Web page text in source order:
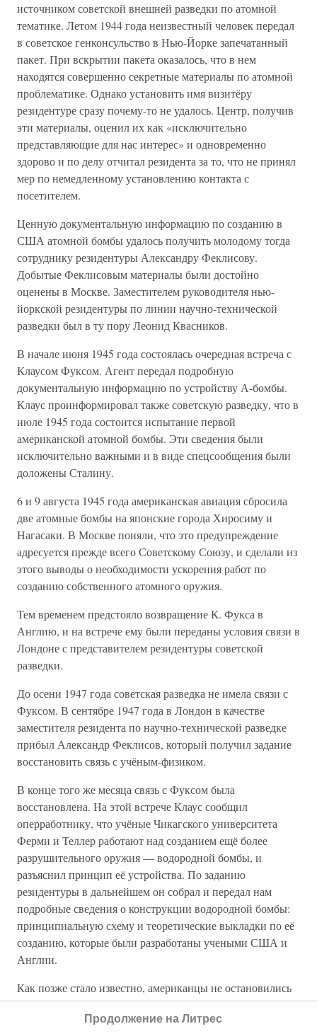
источником советской внешней разведки по атомной
тематике. Летом 1944 года неизвестный человек передал
в советское генконсульство в Нью-Йорке запечатанный
пакет. При вскрытии пакета оказалось, что в нем
находятся совершенно секретные материалы по атомной
проблематике. Однако установить имя визитёру
резидентуре сразу почему-то не удалось. Центр, получив
эти материалы, оценил их как «исключительно
представляющие для нас интерес» и одновременно
здорово и по делу отчитал резидента за то, что не принял
мер по немедленному установлению контакта с
посетителем.
Ценную документальную информацию по созданию в
США атомной бомбы удалось получить молодому тогда
сотруднику резидентуры Александру Феклисову.
Добытые Феклисовым материалы были достойно
оценены в Москве. Заместителем руководителя нью-
йоркской резидентуры по линии научно-технической
разведки был в ту пору Леонид Квасников.
В начале июня 1945 года состоялась очередная встреча с
Клаусом Фуксом. Агент передал подробную
документальную информацию по устройству А-бомбы.
Клаус проинформировал также советскую разведку, что в
июле 1945 года состоится испытание первой
американской атомной бомбы. Эти сведения были
исключительно важными и в виде спецсообщения были
доложены Сталину.
6 и 9 августа 1945 года американская авиация сбросила
две атомные бомбы на японские города Хиросиму и
Нагасаки. В Москве поняли, что это предупреждение
адресуется прежде всего Советскому Союзу, и сделали из
этого выводы о необходимости ускорения работ по
созданию собственного атомного оружия.
Тем временем предстояло возвращение К. Фукса в
Англию, и на встрече ему были переданы условия связи в
Лондоне с представителем резидентуры советской
разведки.
До осени 1947 года советская разведка не имела связи с
Фуксом. В сентябре 1947 года в Лондон в качестве
заместителя резидента по научно-технической разведке
прибыл Александр Феклисов, который получил задание
восстановить связь с учёным-физиком.
В конце того же месяца связь с Фуксом была
восстановлена. На этой встрече Клаус сообщил
оперработнику, что учёные Чикагского университета
Ферми и Теллер работают над созданием ещё более
разрушительного оружия — водородной бомбы, и
разъяснил принцип её устройства. По заданию
резидентуры в дальнейшем он собрал и передал нам
подробные сведения о конструкции водородной бомбы:
принципиальную схему и теоретические выкладки по её
созданию, которые были разработаны учеными США и
Англии.
Как позже стало известно, американцы не остановились
на атомных бомбардировках Хиросимы и Нагасаки. Они
тут же забыли о невинно погибших в атомном аду
Продолжение на Литрес